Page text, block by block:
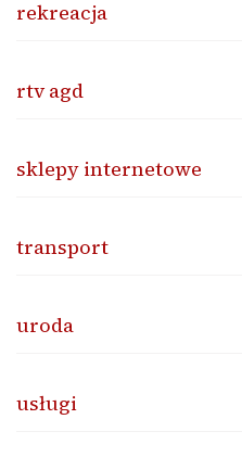
rekreacja
rtv agd
sklepy internetowe
transport
uroda
usługi